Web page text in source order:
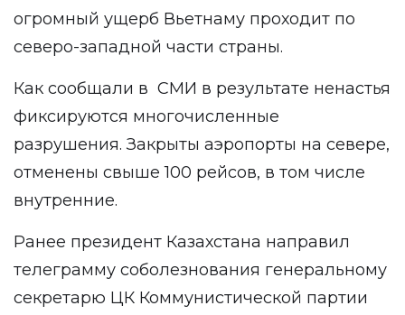
огромный ущерб Вьетнаму проходит по
северо-западной части страны.
Как сообщали в СМИ в результате ненастья
фиксируются многочисленные
разрушения. Закрыты аэропорты на севере,
отменены свыше 100 рейсов, в том числе
внутренние.
Ранее президент Казахстана направил
телеграмму соболезнования генеральному
секретарю ЦК Коммунистической партии